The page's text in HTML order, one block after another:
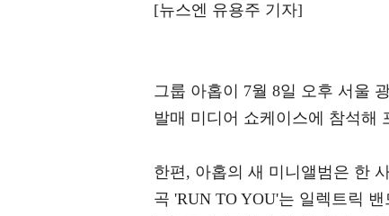
[뉴스엔 유용주 기자]
그룹 아홉이 7월 8일 오후 서울
발매 미디어 쇼케이스에 참석해
한편, 아홉의 새 미니앨범은 한
곡 'RUN TO YOU'는 일렉트릭